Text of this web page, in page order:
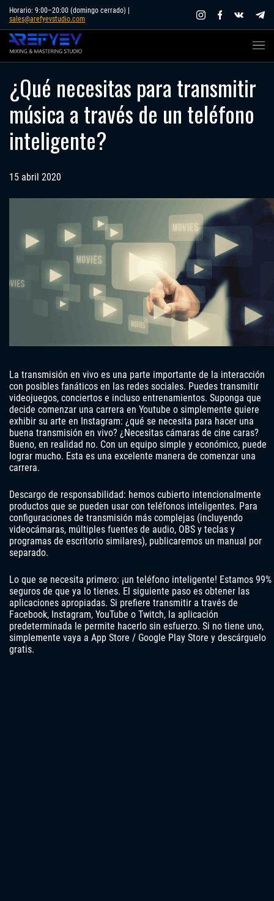
Skip
content
Horario: 9:00–20:00 (domingo cerrado) |
sales@arefyevstudio.com
¿Qué necesitas para transmitir
música a través de un teléfono
inteligente?
15 abril 2020
La transmisión en vivo es una parte importante de la interacción
con posibles fanáticos en las redes sociales. Puedes transmitir
videojuegos, conciertos e incluso entrenamientos. Suponga que
decide comenzar una carrera en Youtube o simplemente quiere
exhibir su arte en Instagram: ¿qué se necesita para hacer una
buena transmisión en vivo? ¿Necesitas cámaras de cine caras?
Bueno, en realidad no. Con un equipo simple y económico, puede
lograr mucho. Esta es una excelente manera de comenzar una
carrera.
Descargo de responsabilidad: hemos cubierto intencionalmente
productos que se pueden usar con teléfonos inteligentes. Para
configuraciones de transmisión más complejas (incluyendo
videocámaras, múltiples fuentes de audio, OBS y teclas y
programas de escritorio similares), publicaremos un manual por
separado.
Lo que se necesita primero: ¡un teléfono inteligente! Estamos 99%
seguros de que ya lo tienes. El siguiente paso es obtener las
aplicaciones apropiadas. Si prefiere transmitir a través de
Facebook, Instagram, YouTube o Twitch, la aplicación
predeterminada le permite hacerlo sin esfuerzo. Si no tiene uno,
simplemente vaya a App Store / Google Play Store y descárguelo
gratis.